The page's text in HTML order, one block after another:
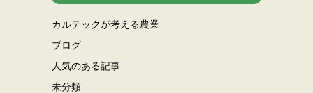
カルテックが考える農業
ブログ
人気のある記事
未分類